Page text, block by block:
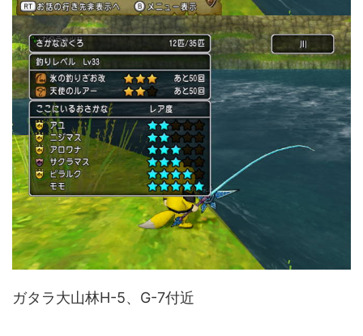
ガタラ大山林H-5、G-7付近